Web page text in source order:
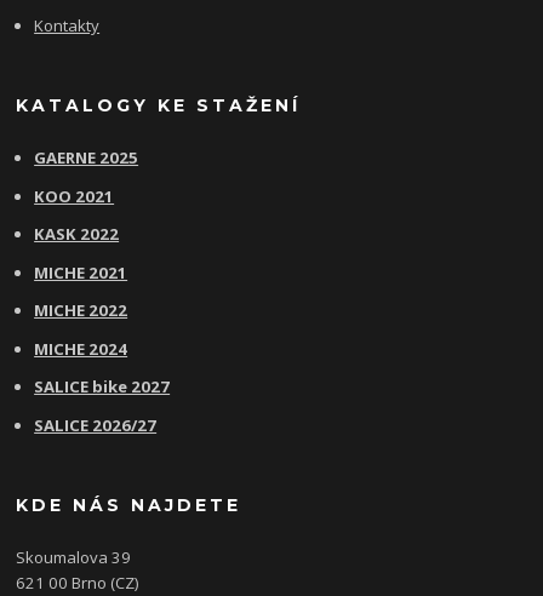
Kontakty
KATALOGY KE STAŽENÍ
GAERNE 2025
KOO 2021
KASK 2022
MICHE 2021
MICHE 2022
MICHE 2024
SALICE bike 2027
SALICE 2026/27
KDE NÁS NAJDETE
Skoumalova 39
621 00 Brno (CZ)